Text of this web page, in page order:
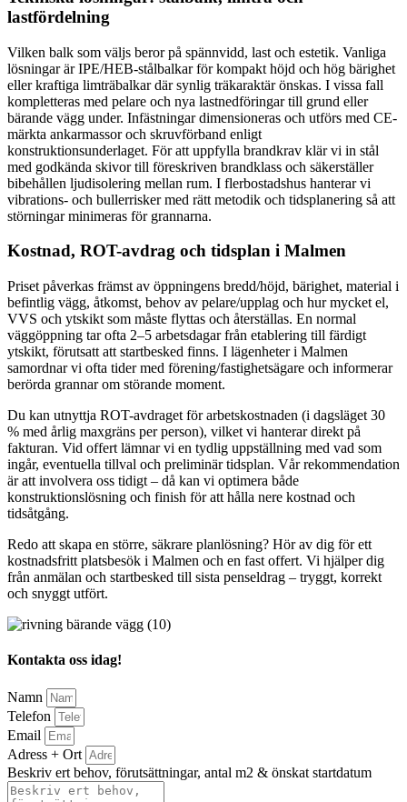
lastfördelning
Vilken balk som väljs beror på spännvidd, last och estetik. Vanliga
lösningar är IPE/HEB-stålbalkar för kompakt höjd och hög bärighet
eller kraftiga limträbalkar där synlig träkaraktär önskas. I vissa fall
kompletteras med pelare och nya lastnedföringar till grund eller
bärande vägg under. Infästningar dimensioneras och utförs med CE-
märkta ankarmassor och skruvförband enligt
konstruktionsunderlaget. För att uppfylla brandkrav klär vi in stål
med godkända skivor till föreskriven brandklass och säkerställer
bibehållen ljudisolering mellan rum. I flerbostadshus hanterar vi
vibrations- och bullerrisker med rätt metodik och tidsplanering så att
störningar minimeras för grannarna.
Kostnad, ROT-avdrag och tidsplan i Malmen
Priset påverkas främst av öppningens bredd/höjd, bärighet, material i
befintlig vägg, åtkomst, behov av pelare/upplag och hur mycket el,
VVS och ytskikt som måste flyttas och återställas. En normal
väggöppning tar ofta 2–5 arbetsdagar från etablering till färdigt
ytskikt, förutsatt att startbesked finns. I lägenheter i Malmen
samordnar vi ofta tider med förening/fastighetsägare och informerar
berörda grannar om störande moment.
Du kan utnyttja ROT-avdraget för arbetskostnaden (i dagsläget 30
% med årlig maxgräns per person), vilket vi hanterar direkt på
fakturan. Vid offert lämnar vi en tydlig uppställning med vad som
ingår, eventuella tillval och preliminär tidsplan. Vår rekommendation
är att involvera oss tidigt – då kan vi optimera både
konstruktionslösning och finish för att hålla nere kostnad och
tidsåtgång.
Redo att skapa en större, säkrare planlösning? Hör av dig för ett
kostnadsfritt platsbesök i Malmen och en fast offert. Vi hjälper dig
från anmälan och startbesked till sista penseldrag – tryggt, korrekt
och snyggt utfört.
Kontakta oss idag!
Namn
Telefon
Email
Adress + Ort
Beskriv ert behov, förutsättningar, antal m2 & önskat startdatum